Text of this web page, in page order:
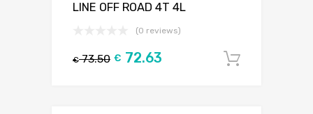
LINE OFF ROAD 4T 4L
(0 reviews)
€73.50 € 72.63